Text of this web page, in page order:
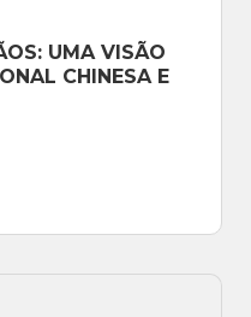
UMA VISÃO
CHINESA E